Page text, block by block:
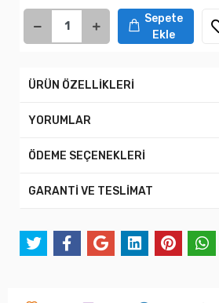
Sepete
Ekle
ÜRÜN ÖZELLİKLERİ
YORUMLAR
ÖDEME SEÇENEKLERİ
GARANTİ VE TESLİMAT